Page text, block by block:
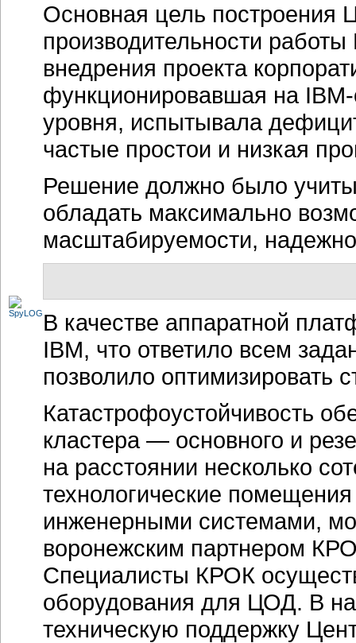
Основная цель
производительности работы
внедрения проекта
функционировавшая на
уровня, испытывала
частые простои и низкая
Решение должно было
обладать максимально
масштабируемости,
В качестве аппаратной
IBM, что ответило всем
позволило оптимизировать
Катастрофоустойчивость
кластера — основного и
на расстоянии несколько
технологические
инженерными системами,
воронежским партнером
Специалисты КРОК
оборудования для ЦОД. В
техническую поддержку